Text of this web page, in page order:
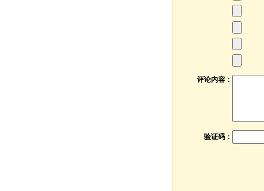
评论内容：
验证码：